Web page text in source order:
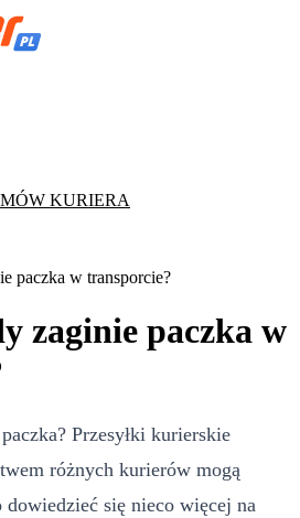
KURIERA
paczka w transporcie?
zaginie paczka w
Przesyłki kurierskie
różnych kurierów mogą
się nieco więcej na